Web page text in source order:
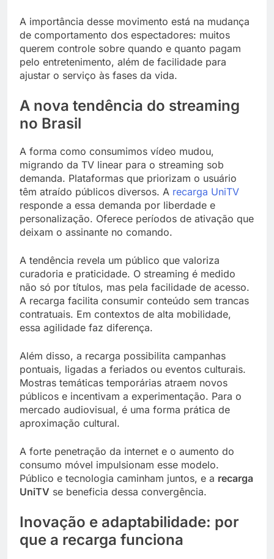
A importância desse movimento está na mudança
de comportamento dos espectadores: muitos
querem controle sobre quando e quanto pagam
pelo entretenimento, além de facilidade para
ajustar o serviço às fases da vida.
A nova tendência do streaming
no Brasil
A forma como consumimos vídeo mudou,
migrando da TV linear para o streaming sob
demanda. Plataformas que priorizam o usuário
têm atraído públicos diversos. A recarga UniTV
responde a essa demanda por liberdade e
personalização. Oferece períodos de ativação que
deixam o assinante no comando.
A tendência revela um público que valoriza
curadoria e praticidade. O streaming é medido
não só por títulos, mas pela facilidade de acesso.
A recarga facilita consumir conteúdo sem trancas
contratuais. Em contextos de alta mobilidade,
essa agilidade faz diferença.
Além disso, a recarga possibilita campanhas
pontuais, ligadas a feriados ou eventos culturais.
Mostras temáticas temporárias atraem novos
públicos e incentivam a experimentação. Para o
mercado audiovisual, é uma forma prática de
aproximação cultural.
A forte penetração da internet e o aumento do
consumo móvel impulsionam esse modelo.
Público e tecnologia caminham juntos, e a recarga
UniTV se beneficia dessa convergência.
Inovação e adaptabilidade: por
que a recarga funciona